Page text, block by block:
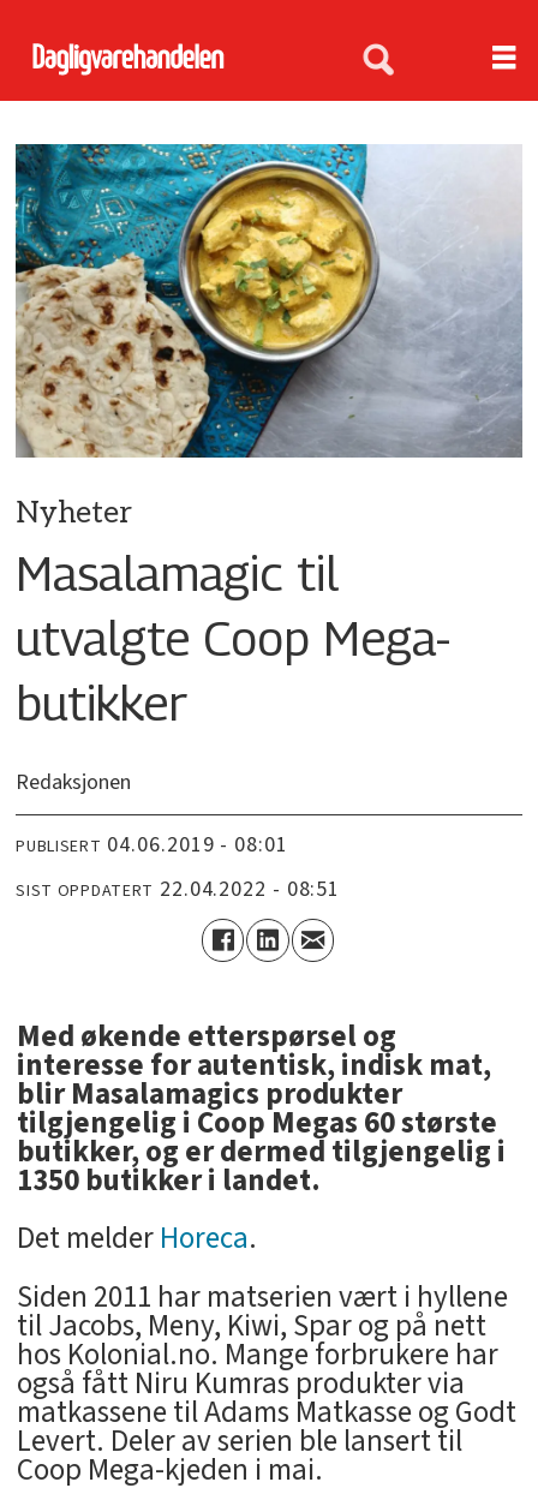
Nyheter
Masalamagic til
utvalgte Coop Mega-
butikker
Redaksjonen
PUBLISERT 04.06.2019 - 08:01
SIST OPPDATERT 22.04.2022 - 08:51
Med økende etterspørsel og
interesse for autentisk, indisk mat,
blir Masalamagics produkter
tilgjengelig i Coop Megas 60 største
butikker, og er dermed tilgjengelig i
1350 butikker i landet.
Det melderHoreca.
Siden 2011 har matserien vært i hyllene
til Jacobs, Meny, Kiwi, Spar og på nett
hos Kolonial.no. Mange forbrukere har
også fått Niru Kumras produkter via
matkassene til Adams Matkasse og Godt
Levert. Deler av serien ble lansert til
Coop Mega-kjeden i mai.